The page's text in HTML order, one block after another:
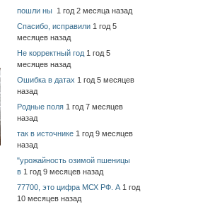
пошли ны 1 год 2 месяца назад
Спасибо, исправили 1 год 5
месяцев назад
Не корректный год 1 год 5
месяцев назад
Ошибка в датах 1 год 5 месяцев
назад
Родные поля 1 год 7 месяцев
назад
так в источнике 1 год 9 месяцев
назад
"урожайность озимой пшеницы
в 1 год 9 месяцев назад
77700, это цифра МСХ РФ. А 1 год
10 месяцев назад